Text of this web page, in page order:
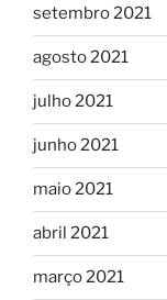
setembro 2021
agosto 2021
julho 2021
junho 2021
maio 2021
abril 2021
março 2021